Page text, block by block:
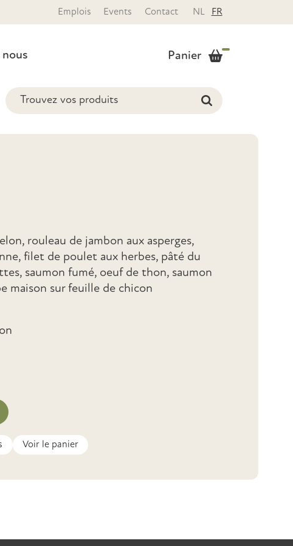
Emplois Events Contact NL FR
Panier
rouleau de jambon aux asperges,
filet de poulet aux herbes, pâté du
saumon fumé, oeuf de thon, saumon
maison sur feuille de chicon
Voir le panier